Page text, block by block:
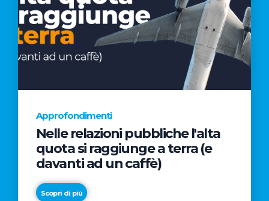
Approfondimenti
Nelle relazioni pubbliche l'alta
quota si raggiunge a terra (e
davanti ad un caffè)
Scopri di più